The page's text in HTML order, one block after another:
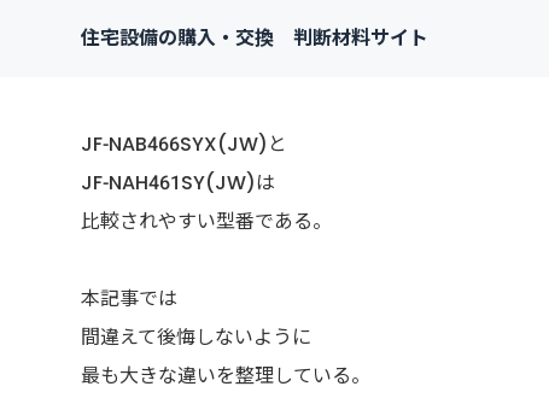
住宅設備の購入・交換 判断材料サイト
JF-NAB466SYX(JW)と
JF-NAH461SY(JW)は
比較されやすい型番である。
本記事では
間違えて後悔しないように
最も大きな違いを整理している。